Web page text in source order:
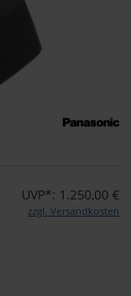
UVP*: 1.250,00 €
zzgl. Versandkosten